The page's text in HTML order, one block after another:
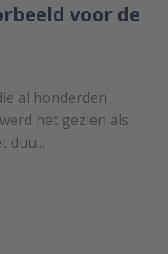
voor de
al honderden
het gezien als
duu...